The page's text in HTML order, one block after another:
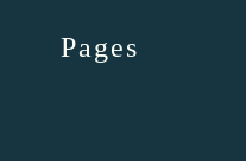
Pages